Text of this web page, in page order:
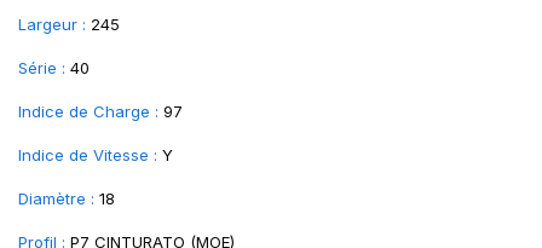
Largeur : 245
Série : 40
Indice de Charge : 97
Indice de Vitesse : Y
Diamètre : 18
Profil : P7 CINTURATO (MOE)